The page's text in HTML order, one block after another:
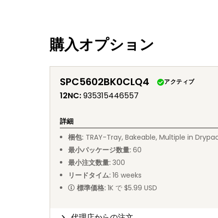
購入オプション
SPC5602BK0CLQ4 アクティブ
12NC:935315446557
詳細
梱包: TRAY-Tray, Bakeable, Multiple in
最小パッケージ数量: 60
最小注文数量: 300
リードタイム: 16 weeks
標準価格: 1K で $5.99 USD